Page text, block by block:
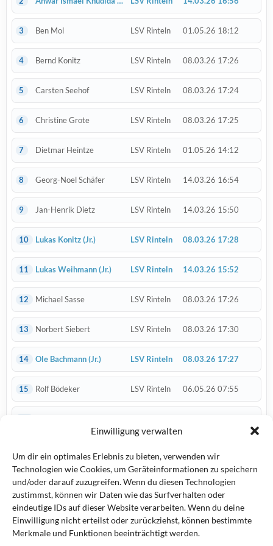
Einwilligung verwalten
Um dir ein optimales Erlebnis zu bieten, verwenden wir
Technologien wie Cookies, um Geräteinformationen zu speichern
und/oder darauf zuzugreifen. Wenn du diesen Technologien
zustimmst, können wir Daten wie das Surfverhalten oder
eindeutige IDs auf dieser Website verarbeiten. Wenn du deine
Einwilligung nicht erteilst oder zurückziehst, können bestimmte
Merkmale und Funktionen beeinträchtigt werden.
3 Ben Mol LSV Rinteln 01.05.26 18:12
4 Bernd Konitz LSV Rinteln 08.03.26 17:26
5 Carsten Seehof LSV Rinteln 08.03.26 17:24
6 Christine Grote LSV Rinteln 08.03.26 17:25
7 Dietmar Heintze LSV Rinteln 01.05.26 14:12
8 Georg-Noel Schäfer LSV Rinteln 14.03.26 16:54
9 Jan-Henrik Dietz LSV Rinteln 14.03.26 15:50
10 Lukas Konitz(Jr.) LSV Rinteln 08.03.26 17:28
11 Lukas Weihmann(Jr.) LSV Rinteln 14.03.26 15:52
12 Michael Sasse LSV Rinteln 08.03.26 17:26
13 Norbert Siebert LSV Rinteln 08.03.26 17:30
14 Ole Bachmann(Jr.) LSV Rinteln 08.03.26 17:27
15 Rolf Bödeker LSV Rinteln 06.05.26 07:55
18 Tobias Schmohl LSV Rinteln 06.05.26 07:59
19 Ulrich Kaiser LSV Rinteln 08.03.26 17:25
20 Wilhelm Wielage LSV Rinteln 14.03.26 16:35